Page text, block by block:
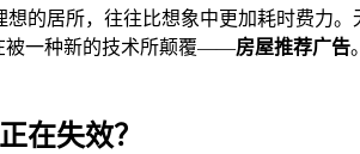
的居所，往往比想象中更加耗时费力
被一种新的技术所颠覆——房屋推荐广告
在失效？